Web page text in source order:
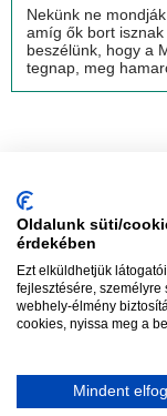
Nekünk ne
amíg ők bort
beszélünk, hogy a
tegnap, meg
Oldalunk süti/
érdekében
Ezt elküldhetjük
fejlesztésére, személyre
webhely-élmény
cookies, nyissa meg a
Mindent